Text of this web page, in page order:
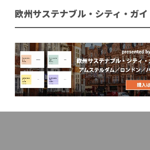
欧州サステナブル・シティ・ガイ